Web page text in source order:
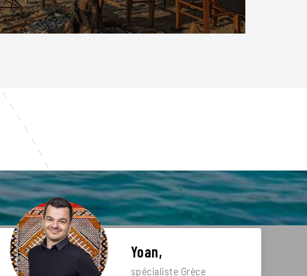
Yoan,
spécialiste Grèce